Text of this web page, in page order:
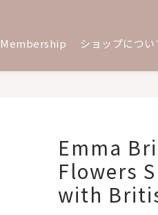
Membership ショップについ
Emma
Flowers
with